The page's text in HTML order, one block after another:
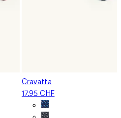
Cravatta
17.95 CHF